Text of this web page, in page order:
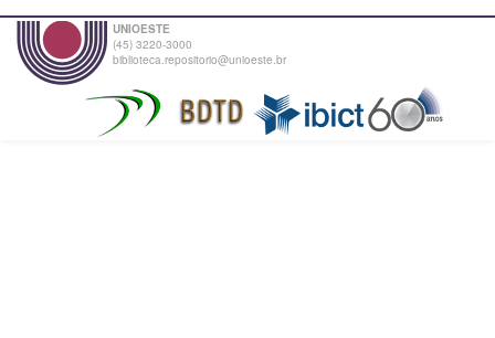
UNIOESTE
(45) 3220-3000
biblioteca.repositorio@unioeste.br